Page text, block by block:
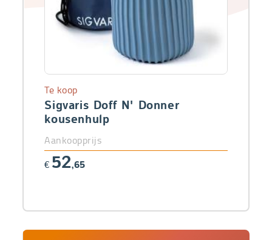
Sigvaris Doff N' Donner
kousenhulp
Te koop
Aankoopprijs
€ 52,65